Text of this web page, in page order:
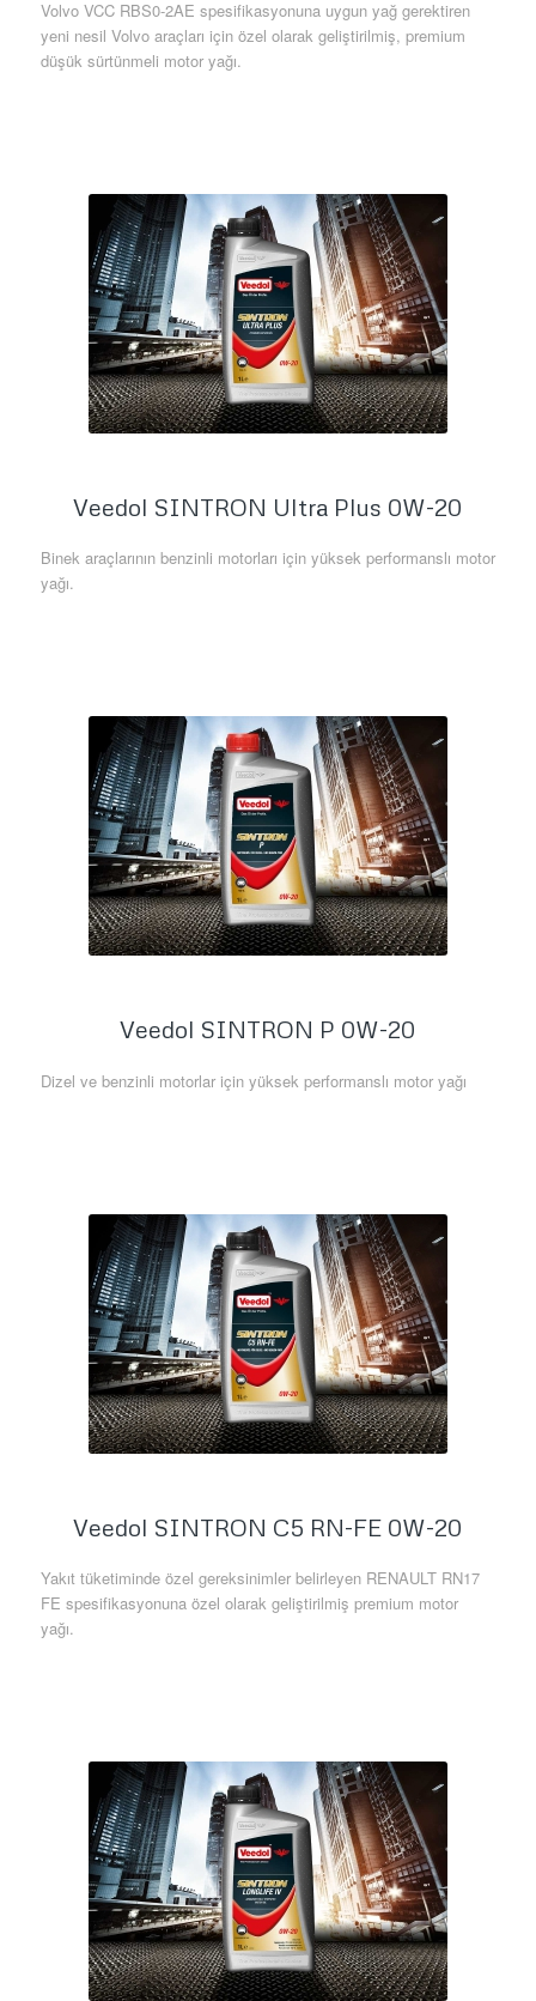
Volvo VCC RBS0-2AE spesifikasyonuna uygun yağ gerektiren
yeni nesil Volvo araçları için özel olarak geliştirilmiş, premium
düşük sürtünmeli motor yağı.
Veedol SINTRON Ultra Plus 0W-20
Binek araçlarının benzinli motorları için yüksek performanslı motor
yağı.
Veedol SINTRON P 0W-20
Dizel ve benzinli motorlar için yüksek performanslı motor yağı
Veedol SINTRON C5 RN-FE 0W-20
Yakıt tüketiminde özel gereksinimler belirleyen RENAULT RN17
FE spesifikasyonuna özel olarak geliştirilmiş premium motor
yağı.